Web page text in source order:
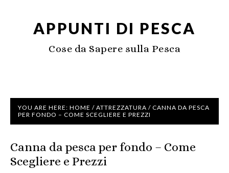
APPUNTI DI PESCA
Cose da Sapere sulla Pesca
YOU ARE HERE: HOME / ATTREZZATURA / CANNA DA PESCA
PER FONDO – COME SCEGLIERE E PREZZI
Canna da pesca per fondo – Come
Scegliere e Prezzi